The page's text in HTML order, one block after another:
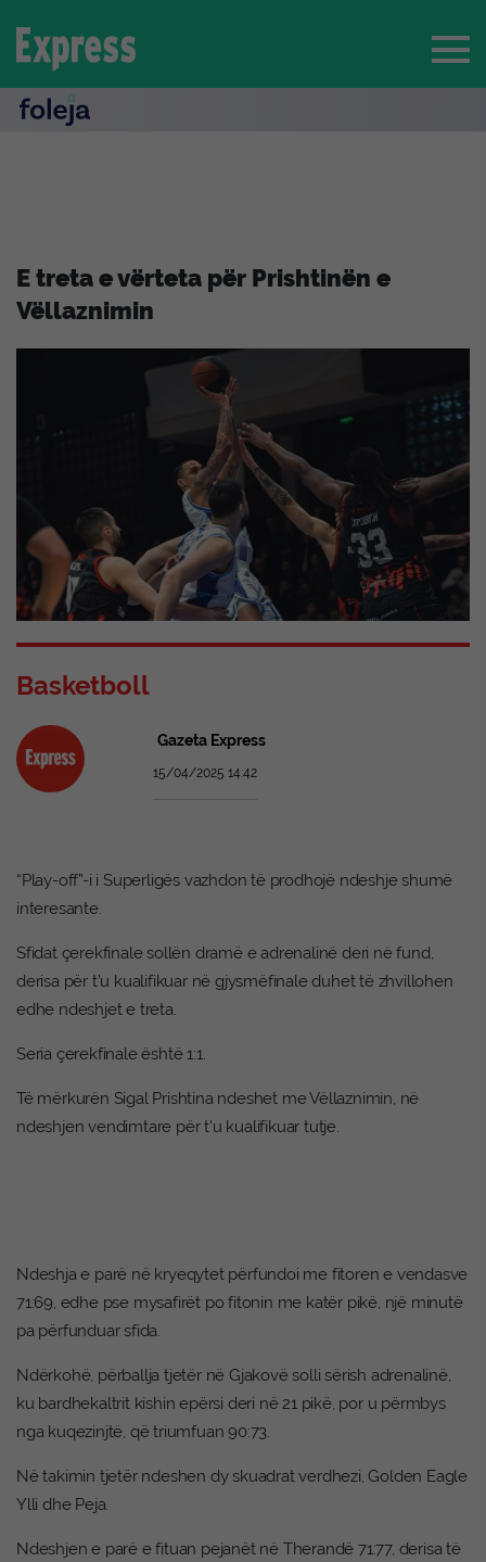
E treta e vërteta për Prishtinën e
Vëllaznimin
Basketboll
Gazeta Express
15/04/2025 14:42
“Play-off”-i i Superligës vazhdon të prodhojë ndeshje shumë
interesante.
Sfidat çerekfinale sollën dramë e adrenalinë deri në fund,
derisa për t’u kualifikuar në gjysmëfinale duhet të zhvillohen
edhe ndeshjet e treta.
Seria çerekfinale është 1:1.
Të mërkurën Sigal Prishtina ndeshet me Vëllaznimin, në
ndeshjen vendimtare për t’u kualifikuar tutje.
Ndeshja e parë në kryeqytet përfundoi me fitoren e vendasve
71:69, edhe pse mysafirët po fitonin me katër pikë, një minutë
pa përfunduar sfida.
Ndërkohë, përballja tjetër në Gjakovë solli sërish adrenalinë,
ku bardhekaltrit kishin epërsi deri në 21 pikë, por u përmbys
nga kuqezinjtë, që triumfuan 90:73.
Në takimin tjetër ndeshen dy skuadrat verdhezi, Golden Eagle
Ylli dhe Peja.
Ndeshjen e parë e fituan pejanët në Therandë 71:77, derisa të